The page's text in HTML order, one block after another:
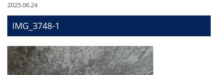
2025.06.24
IMG_3748-1